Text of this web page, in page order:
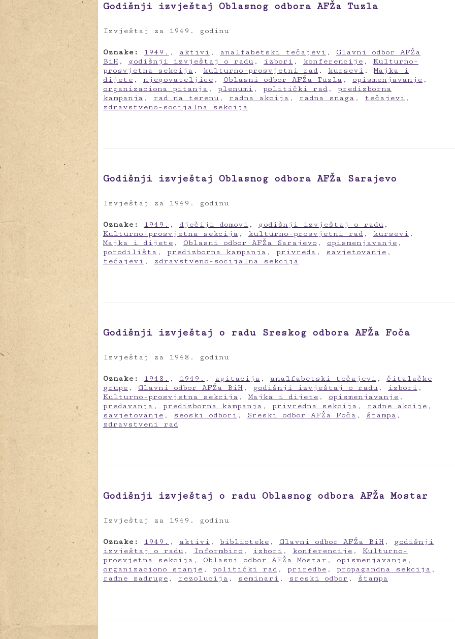
Godišnji izvještaj Oblasnog odbora AFŽa Tuzla
Izvještaj za 1949. godinu
Oznake: 1949. , aktivi , analfabetski tečajevi , Glavni odbor AFŽa
BiH , godišnji izvještaj o radu , izbori , konferencije , Kulturno-
prosvjetna sekcija , kulturno-prosvjetni rad , kursevi ,Majka i
dijete , njegovateljice , Oblasni odbor AFŽa Tuzla , opismenjavanje ,
organizaciona pitanja , plenumi , politički rad , predizborna
kampanja , rad na terenu , radna akcija , radna snaga , tečajevi ,
zdravstveno-socijalna sekcija
Godišnji izvještaj Oblasnog odbora AFŽa Sarajevo
Izvještaj za 1949. godinu
Oznake: 1949. , dječiji domovi , godišnji izvještaj o radu ,
Kulturno-prosvjetna sekcija , kulturno-prosvjetni rad , kursevi ,
Majka i dijete , Oblasni odbor AFŽa Sarajevo , opismenjavanje ,
porodilišta , predizborna kampanja , privreda , savjetovanje ,
tečajevi , zdravstveno-socijalna sekcija
Godišnji izvještaj o radu Sreskog odbora AFŽa Foča
Izvještaj za 1948. godinu
Oznake: 1948. , 1949. , agitacija , analfabetski tečajevi , čitalačke
grupe , Glavni odbor AFŽa BiH , godišnji izvještaj o radu , izbori ,
Kulturno-prosvjetna sekcija ,Majka i dijete , opismenjavanje ,
predavanja , predizborna kampanja , privredna sekcija , radne akcije ,
savjetovanje , seoski odbori , Sreski odbor AFŽa Foča , štampa ,
zdravstveni rad
Godišnji izvještaj o radu Oblasnog odbora AFŽa Mostar
Izvještaj za 1949. godinu
Oznake: 1949. , aktivi , biblioteke , Glavni odbor AFŽa BiH ,
godišnji
izvještaj o radu , Informbiro , izbori , konferencije , Kulturno-
prosvjetna sekcija , Oblasni odbor AFŽa Mostar , opismenjavanje ,
organizaciono stanje , politički rad , priredbe , propagandna sekcija ,
radne zadruge , rezolucija , seminari , sreski odbor , štampa